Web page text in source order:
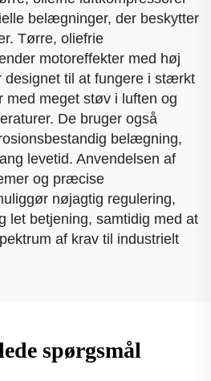
belægninger, der beskytter
Tørre, oliefrie
motoreffekter med høj
designet til at fungere i stærkt
med meget støv i luften og
De bruger også
belægning,
levetid. Anvendelsen af
og præcise
nøjagtig regulering,
let betjening, samtidig med at
af krav til industrielt
spørgsmål